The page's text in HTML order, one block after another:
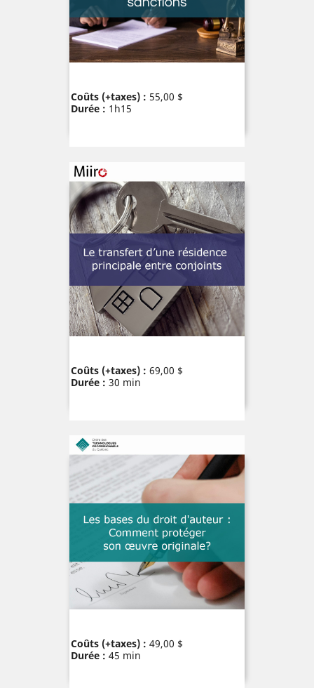
Prix
Coûts (+taxes) : 55,00 $
Durée : 1h15
Prix
Coûts (+taxes) : 69,00 $
Durée : 30 min
Prix
Coûts (+taxes) : 49,00 $
Durée : 45 min